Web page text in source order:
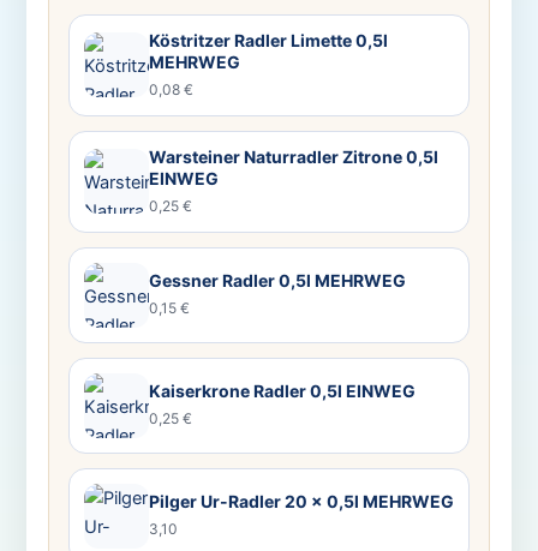
Köstritzer Radler Limette 0,5l
MEHRWEG
0,08 €
Warsteiner Naturradler Zitrone 0,5l
EINWEG
0,25 €
Gessner Radler 0,5l MEHRWEG
0,15 €
Kaiserkrone Radler 0,5l EINWEG
0,25 €
Pilger Ur-Radler 20 x 0,5l MEHRWEG
3,10